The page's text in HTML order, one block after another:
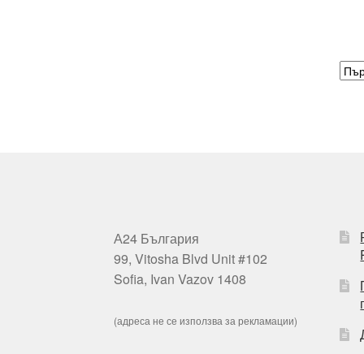
А24 България
99, Vitosha Blvd Unit #102
Sofia, Ivan Vazov 1408
(адреса не се използва за рекламации)